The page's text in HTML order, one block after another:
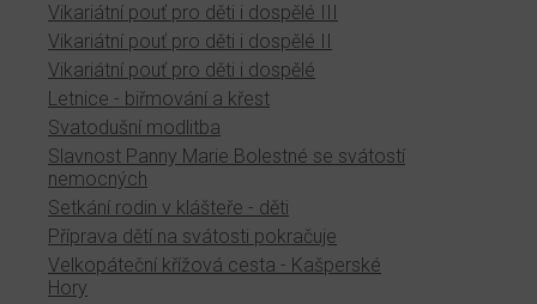
Vikariátní pouť pro děti i dospělé III
Vikariátní pouť pro děti i dospělé II
Vikariátní pouť pro děti i dospělé
Letnice - biřmování a křest
Svatodušní modlitba
Slavnost Panny Marie Bolestné se svátostí
nemocných
Setkání rodin v klášteře - děti
Příprava dětí na svátosti pokračuje
Velkopáteční křížová cesta - Kašperské
Hory